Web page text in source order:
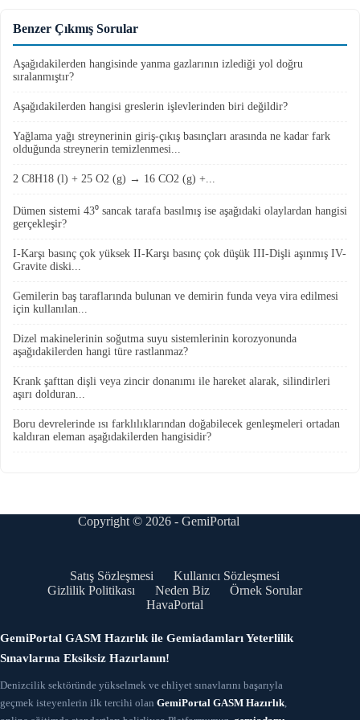
Benzer Çıkmış Sorular
Aşağıdakilerden hangisinde yanma gazlarının izlediği yol doğru
sıralanmıştır?
Aşağıdakilerden hangisi greslerin işlevlerinden biri değildir?
Yağlama yağı streynerinin giriş-çıkış basınçları arasında ne kadar fark
olduğunda streynerin temizlenmesi...
2 C8H18 (l) + 25 O2 (g) → 16 CO2 (g) +...
Dümen sistemi 43⁰ sancak tarafa basılmış ise aşağıdaki olaylardan hangisi
gerçekleşir?
I-Karşı basınç çok yüksek II-Karşı basınç çok düşük III-Dişli aşınmış IV-
Gravite diski...
Gemilerin baş taraflarında bulunan ve demirin funda veya vira edilmesi
için kullanılan...
Dizel makinelerinin soğutma suyu sistemlerinin korozyonunda
aşağıdakilerden hangi türe rastlanmaz?
Krank şafttan dişli veya zincir donanımı ile hareket alarak, silindirleri
aşırı dolduran...
Boru devrelerinde ısı farklılıklarından doğabilecek genleşmeleri ortadan
kaldıran eleman aşağıdakilerden hangisidir?
Copyright © 2026 - GemiPortal
Satış Sözleşmesi
Kullanıcı Sözleşmesi
Gizlilik Politikası
Neden Biz
Örnek Sorular
HavaPortal
GemiPortal GASM Hazırlık ile Gemiadamları Yeterlilik
Sınavlarına Eksiksiz Hazırlanın!
Denizcilik sektöründe yükselmek ve ehliyet sınavlarını başarıyla
geçmek isteyenlerin ilk tercihi olan GemiPortal GASM Hazırlık